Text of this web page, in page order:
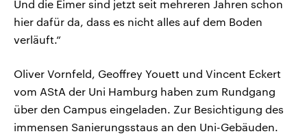
Und die Eimer sind jetzt seit mehreren Jahren schon
hier dafür da, dass es nicht alles auf dem Boden
verläuft.“
Oliver Vornfeld, Geoffrey Youett und Vincent Eckert
vom AStA der Uni Hamburg haben zum Rundgang
über den Campus eingeladen. Zur Besichtigung des
immensen Sanierungsstaus an den Uni-Gebäuden.